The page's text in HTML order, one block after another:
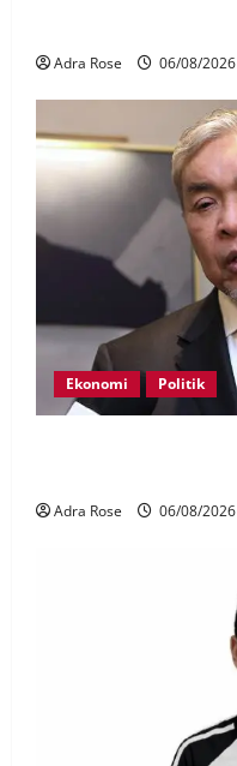
Adra Rose 06/08/2026
Ekonomi Politik
Adra Rose 06/08/2026